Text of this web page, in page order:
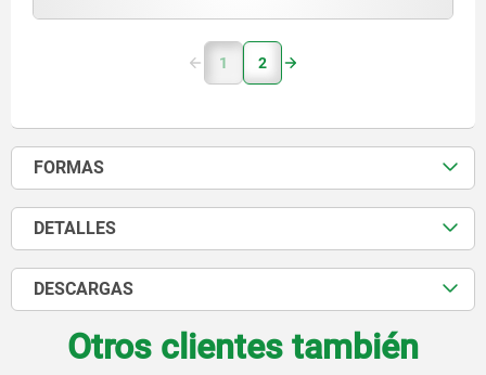
1 2
FORMAS
DETALLES
DESCARGAS
Otros clientes también